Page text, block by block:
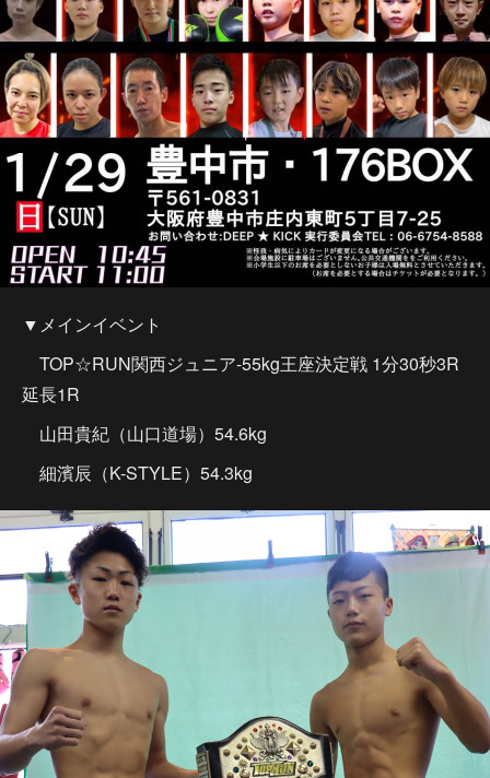
▼メインイベント
TOP☆RUN関西ジュニア-55kg王座決定戦 1分30秒3R
延長1R
山田貴紀（山口道場）54.6kg
細濱辰（K-STYLE）54.3kg